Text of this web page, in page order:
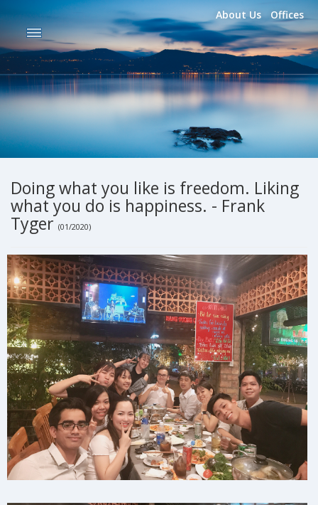
About Us Offices
Doing what you like is freedom. Liking
what you do is happiness. - Frank
Tyger(01/2020)